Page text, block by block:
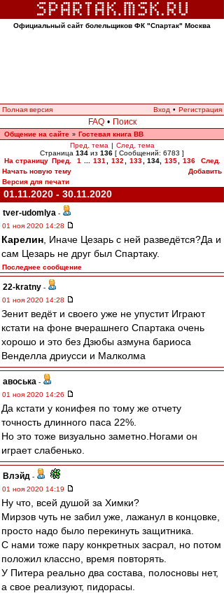
Официальный сайт болельщиков ФК "Спартак" Москва
Полная версия Вход • Регистрация
FAQ • Поиск
Общение на сайте » Гостевая книга ВВ
Пред. тема | След. тема
Страница 134 из 136 [ Сообщений: 6783 ]
На страницу Пред. 1 131 132 133 134, 135 136
След.
Начать новую тему
Добавить
Версия для печати
01.11.2020 - 30.11.2020
tver-udomlya -
01 ноя 2020 14:28
Карелин , Иначе Цезарь с ней разведётся?Да и
сам Цезарь не друг был Спартаку.
Последнее сообщение
22-kratny -
01 ноя 2020 14:28
Зенит ведёт и своего уже не упустит Играют
кстати на фоне вчерашнего Спартака очень
хорошо и это без Дзюбы азмуна бариоса
Венделла дриусси и Малколма
авоська -
01 ноя 2020 14:26
Да кстати у конифея по тому же отчету
точность длинного паса 22%.
Но это тоже визуально заметно.Ногами он
играет слабенько.
Влэйд -
01 ноя 2020 14:19
Ну что, всей душой за Химки?
Мирзов чуть не забил уже, лажанул в концовке,
просто надо было перекинуть защитника.
С нами тоже пару конкретных засрал, но потом
положил классно, время повторять.
У Питера реально два состава, полосновы нет,
а свое реализуют, пидорасы.